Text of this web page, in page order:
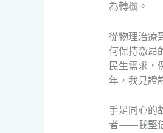
為轉機。
從物理治療
何保持激昂
民生需求，
年，我見證
手足同心的
者——我堅信